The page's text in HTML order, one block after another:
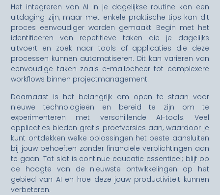
Het integreren van AI in je dagelijkse routine kan een
uitdaging zijn, maar met enkele praktische tips kan dit
proces eenvoudiger worden gemaakt. Begin met het
identificeren van repetitieve taken die je dagelijks
uitvoert en zoek naar tools of applicaties die deze
processen kunnen automatiseren. Dit kan variëren van
eenvoudige taken zoals e-mailbeheer tot complexere
workflows binnen projectmanagement.
Daarnaast is het belangrijk om open te staan voor
nieuwe technologieën en bereid te zijn om te
experimenteren met verschillende AI-tools. Veel
applicaties bieden gratis proefversies aan, waardoor je
kunt ontdekken welke oplossingen het beste aansluiten
bij jouw behoeften zonder financiële verplichtingen aan
te gaan. Tot slot is continue educatie essentieel; blijf op
de hoogte van de nieuwste ontwikkelingen op het
gebied van AI en hoe deze jouw productiviteit kunnen
verbeteren.